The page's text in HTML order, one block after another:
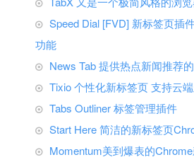
Speed Dial [FVD] 新标签页插
功能
News Tab 提供热点新闻推荐
Tixio 个性化新标签页 支持云
Tabs Outliner 标签管理插件
Start Here 简洁的新标签页
Momentum美到爆表的